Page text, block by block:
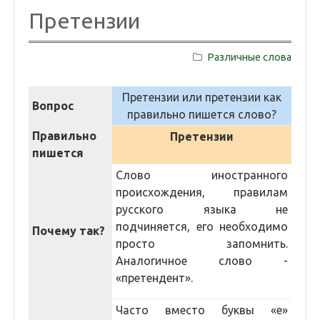
Претензии
Различные слова
Вопрос
Претензии или претензии как
правильно пишется слово?
Правильно
пишется
Претензии
Почему так?
Слово иностранного
происхождения, правилам
русского языка не
подчиняется, его необходимо
просто запомнить.
Аналогичное слово -
«претендент».
Часто вместо буквы «е»